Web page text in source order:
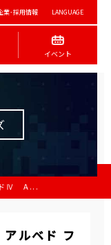
業･採用情報 LANGUAGE
イベント
ドⅣ A...
ルベド フ